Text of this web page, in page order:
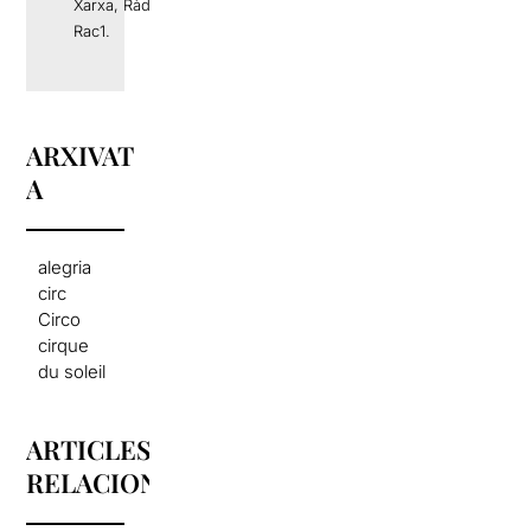
Xarxa, Ràdio 4 o
Rac1.
ARXIVAT
A
alegria
circ
Circo
cirque
du soleil
ARTICLES
RELACIONATS